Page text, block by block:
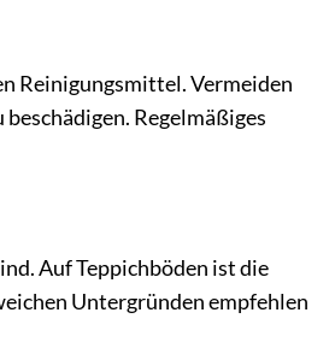
Reinigungsmittel. Vermeiden
Regelmäßiges
Auf Teppichböden ist die
Untergründen empfehlen